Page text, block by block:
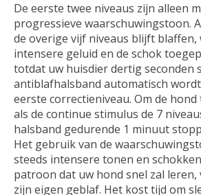
De eerste twee niveaus zijn alleen
progressieve waarschuwingstoon.
de overige vijf niveaus blijft
intensere geluid en de schok
totdat uw huisdier dertig seconden
antiblafhalsband automatisch
eerste correctieniveau. Om de hond
als de continue stimulus de 7
halsband gedurende 1 minuut
Het gebruik van de
steeds intensere tonen en
patroon dat uw hond snel zal
zijn eigen geblaf. Het kost tijd om